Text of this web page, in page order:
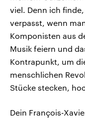
viel. Denn ich
verpasst, wenn
Komponisten aus
Musik feiern und
Kontrapunkt, um
menschlichen
Stücke stecken,
Dein François-